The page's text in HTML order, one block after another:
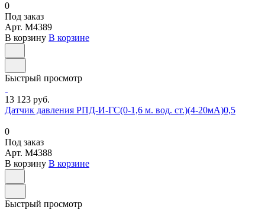
0
Под заказ
Арт. M4389
В корзину В корзине
Быстрый просмотр
13 123 руб.
Датчик давления РПД-И-ГС(0-1,6 м. вод. ст.)(4-20мА)0,5
0
Под заказ
Арт. M4388
В корзину В корзине
Быстрый просмотр